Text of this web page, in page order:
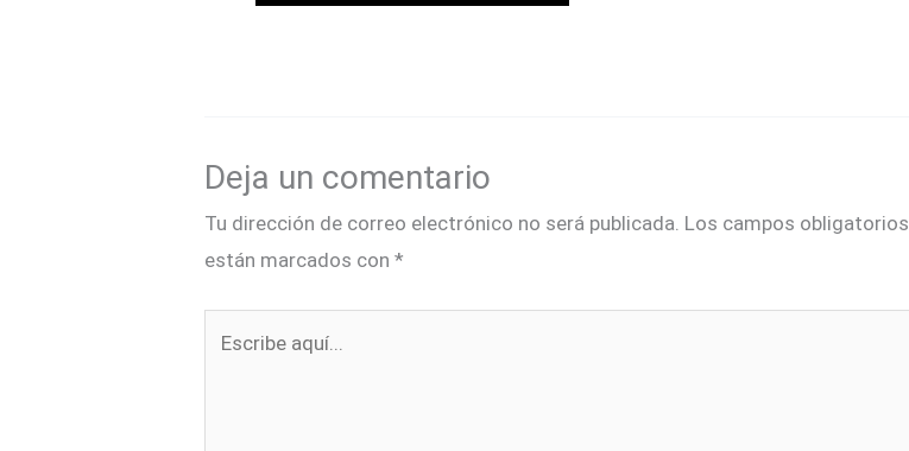
Deja un comentario
Tu dirección de correo electrónico no será publicada. Los campos obligatorios
están marcados con *